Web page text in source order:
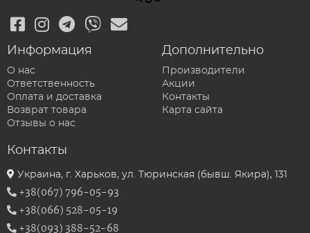
Информация
О нас
Ответственность
Оплата и доставка
Возврат товара
Отзывы о нас
Дополнительно
Производители
Акции
Контакты
Карта сайта
Контакты
Украина, г. Харьков, ул. Тюринская (бывш. Якира), 131
+38(067) 796-05-93
+38(066) 528-05-19
+38(093) 388-52-68